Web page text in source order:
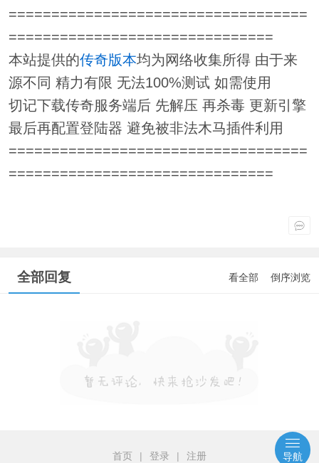
===================================
===============================
本站提供的传奇版本均为网络收集所得 由于来
源不同 精力有限 无法100%测试 如需使用
切记下载传奇服务端后 先解压 再杀毒 更新引擎
最后再配置登陆器 避免被非法木马插件利用
===================================
===============================
全部回复 看全部 倒序浏览
首页 | 登录 | 注册 导航